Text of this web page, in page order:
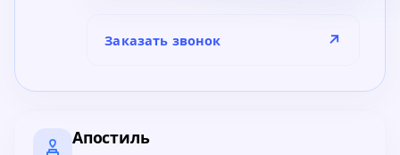
Заказать звонок ↗
Апостиль